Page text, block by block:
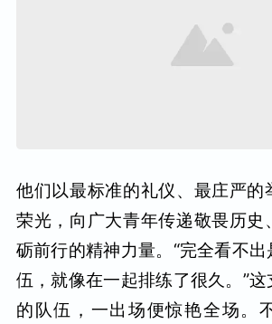
他们以最标准的礼仪、最庄严的
荣光，向广大青年传递敬畏历史
砺前行的精神力量。“完全看不
伍，就像在一起排练了很久。”
的队伍，一出场便惊艳全场。